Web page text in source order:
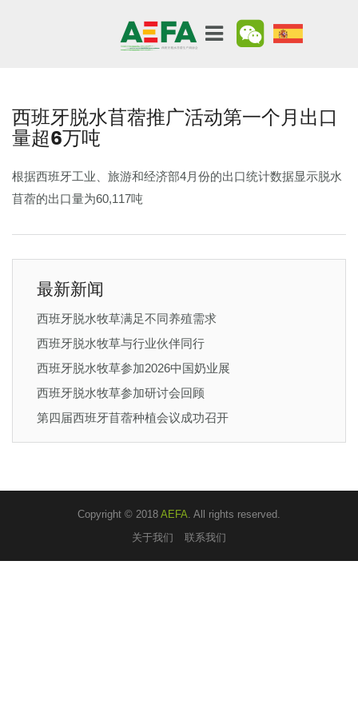
西班牙脱水苜蓿推广活动第一个月出口
量超6万吨
根据西班牙工业、旅游和经济部4月份的出口统计数据显示脱水
苜蓿的出口量为60,117吨
最新新闻
西班牙脱水牧草满足不同养殖需求
西班牙脱水牧草与行业伙伴同行
西班牙脱水牧草参加2026中国奶业展
西班牙脱水牧草参加研讨会回顾
第四届西班牙苜蓿种植会议成功召开
Copyright © 2018 AEFA. All rights reserved.
关于我们
联系我们